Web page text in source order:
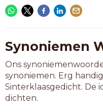
Synoniemen
Ons
synoniemen. Erg
Sinterklaasgedicht. De
dichten.